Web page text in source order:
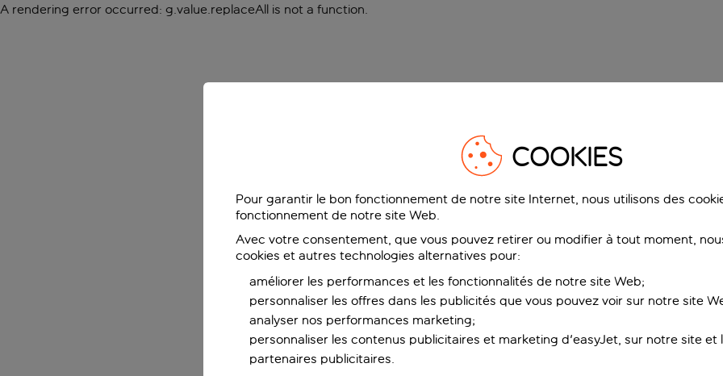
A rendering error occurred: g.value.replaceAll is not a function.
COOKIES
Pour garantir le bon fonctionnement de notre site Internet, nous utilisons des
fonctionnement de notre site Web.
Avec votre consentement, que vous pouvez retirer ou modifier à tout moment,
cookies et autres technologies alternatives pour:
améliorer les performances et les fonctionnalités de notre site Web;
personnaliser les offres dans les publicités que vous pouvez voir sur notre site
analyser nos performances marketing;
personnaliser les contenus publicitaires et marketing d'easyJet, sur notre site et
partenaires publicitaires.